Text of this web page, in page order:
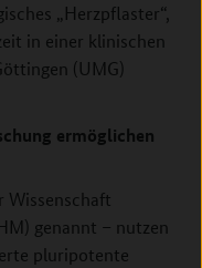
„Herzpflaster“,
in einer klinischen
(UMG)
ermöglichen
Wissenschaft
genannt – nutzen
pluripotente